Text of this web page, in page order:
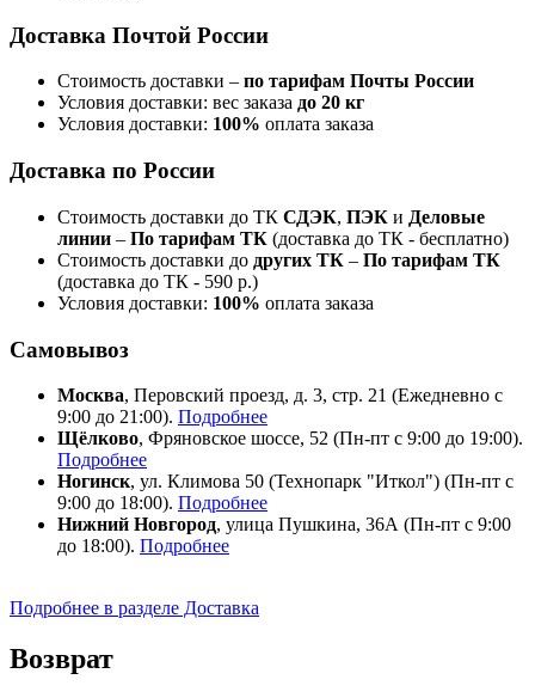
Доставка Почтой России
Стоимость доставки – по тарифам Почты России
Условия доставки: вес заказа до 20 кг
Условия доставки: 100% оплата заказа
Доставка по России
Стоимость доставки до ТК СДЭК, ПЭК и Деловые
линии – По тарифам ТК (доставка до ТК - бесплатно)
Стоимость доставки до других ТК – По тарифам ТК
(доставка до ТК - 590 р.)
Условия доставки: 100% оплата заказа
Самовывоз
Москва, Перовский проезд, д. 3, стр. 21 (Ежедневно с
9:00 до 21:00). Подробнее
Щёлково, Фряновское шоссе, 52 (Пн-пт с 9:00 до 19:00).
Подробнее
Ногинск, ул. Климова 50 (​Технопарк "Иткол") (Пн-пт с
9:00 до 18:00). Подробнее
Нижний Новгород, улица Пушкина, 36А (Пн-пт с 9:00
до 18:00). Подробнее
Подробнее в разделе Доставка
Возврат